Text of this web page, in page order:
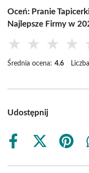
Oceń: Pranie
Najlepsze Firmy w
★ ★ ★ ★
Średnia ocena: 4.6
Udostępnij
Share
Share
(Twitter)
Share